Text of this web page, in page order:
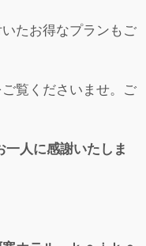
たお得なプランもご
ご覧くださいませ。ご
人に感謝いたしま